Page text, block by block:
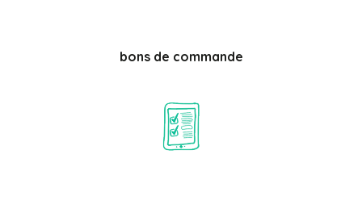
bons de commande